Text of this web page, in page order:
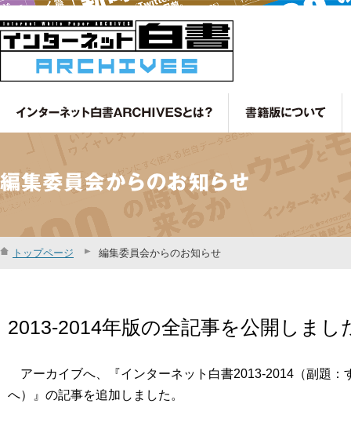
トップページ 編集委員会からのお知らせ
2013-2014年版の全記事を公開しまし
アーカイブへ、『インターネット白書2013-2014（副題：
へ）』の記事を追加しました。